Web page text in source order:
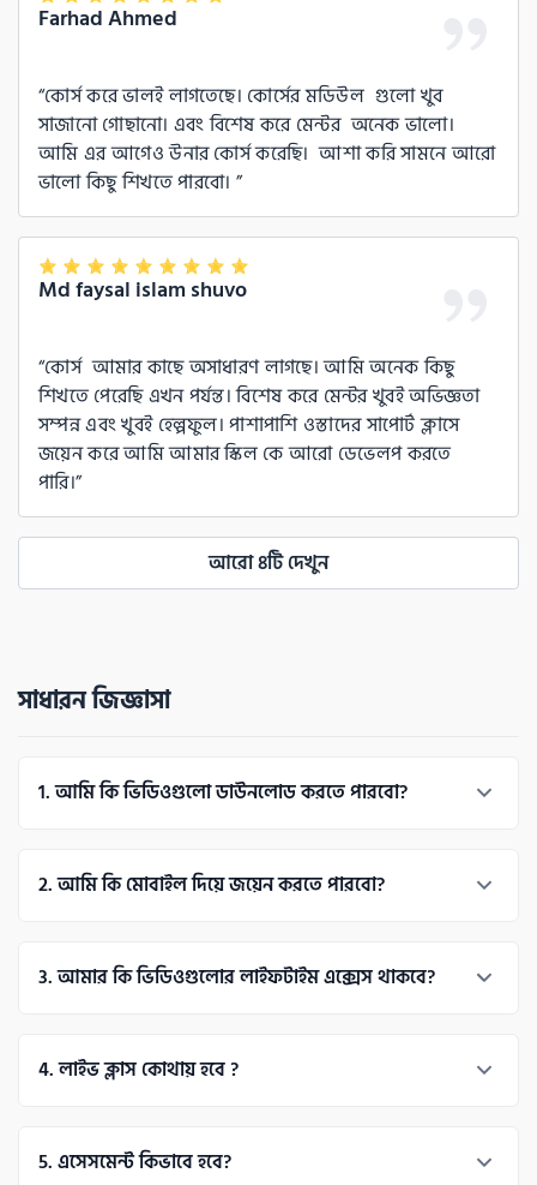
Farhad Ahmed
কোর্স করে ভালই লাগতেছে। কোর্সের মডিউল  গুলো খুব
সাজানো গোছানো। এবং বিশেষ করে মেন্টর  অনেক ভালো।
আমি এর আগেও উনার কোর্স করেছি।  আশা করি সামনে আরো
ভালো কিছু শিখতে পারবো।
Md faysal islam shuvo
কোর্স  আমার কাছে অসাধারণ লাগছে। আমি অনেক কিছু
শিখতে পেরেছি এখন পর্যন্ত। বিশেষ করে মেন্টর খুবই অভিজ্ঞতা
সম্পন্ন এবং খুবই হেল্পফুল। পাশাপাশি ওস্তাদের সাপোর্ট ক্লাসে
জয়েন করে আমি আমার স্কিল কে আরো ডেভেলপ করতে
পারি।
আরো ৪টি দেখুন
সাধারন জিজ্ঞাসা
1. আমি কি ভিডিওগুলো ডাউনলোড করতে পারবো?
পারবেন।
2. আমি কি মোবাইল দিয়ে জয়েন করতে পারবো?
করতে পারবেন না
3. আমার কি ভিডিওগুলোর লাইফটাইম এক্সেস থাকবে?
4. লাইভ ক্লাস কোথায় হবে ?
পারবেন ওস্তাদ প্ল্যাটফর্ম থেকেই।
5. এসেসমেন্ট কিভাবে হবে?